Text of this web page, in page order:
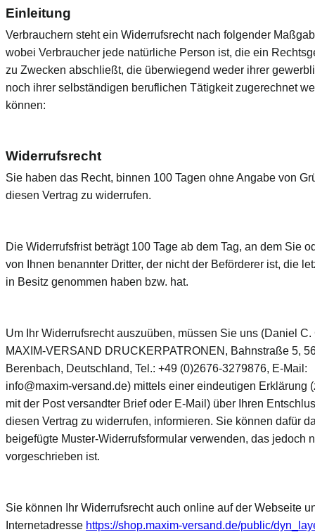
Einleitung
Verbrauchern steht ein Widerrufsrecht nach folgender
wobei Verbraucher jede natürliche Person ist, die ein
zu Zwecken abschließt, die überwiegend weder ihrer
noch ihrer selbständigen beruflichen Tätigkeit zugerechnet
können:
Widerrufsrecht
Sie haben das Recht, binnen 100 Tagen ohne Angabe von
diesen Vertrag zu widerrufen.
Die Widerrufsfrist beträgt 100 Tage ab dem Tag, an dem Sie
von Ihnen benannter Dritter, der nicht der Beförderer ist, die
in Besitz genommen haben bzw. hat.
Um Ihr Widerrufsrecht auszuüben, müssen Sie uns (Daniel C.
MAXIM-VERSAND DRUCKERPATRONEN, Bahnstraße 5,
Berenbach, Deutschland, Tel.: +49 (0)2676-3279876, E-Mail:
info@maxim-versand.de) mittels einer eindeutigen Erklärung
mit der Post versandter Brief oder E-Mail) über Ihren
diesen Vertrag zu widerrufen, informieren. Sie können dafür
beigefügte Muster-Widerrufsformular verwenden, das jedoch
vorgeschrieben ist.
Sie können Ihr Widerrufsrecht auch online auf der Webseite
Internetadresse https://shop.maxim-versand.de/public/